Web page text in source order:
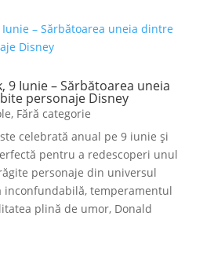
9 Iunie – Sărbătoarea uneia
personaje Disney
, Fără categorie
celebrată anual pe 9 iunie și
pentru a redescoperi unul
personaje din universul
inconfundabilă, temperamentul
plină de umor, Donald